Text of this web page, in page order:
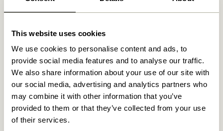
This website uses cookies
We use cookies to personalise content and ads, to
provide social media features and to analyse our traffic.
We also share information about your use of our site with
our social media, advertising and analytics partners who
may combine it with other information that you’ve
provided to them or that they’ve collected from your use
of their services.
Voulez-vous jeter un œil à nos produits ?
appeler notre service client à
prendre rendez-vous et nous visitez au showroom à
Herning, Danemark.
Livraison 1-4 jours ouvrables
Retour 30 jours
Livraison gratuite à partir de499 DKK*